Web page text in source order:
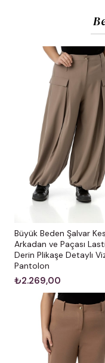
Büyük Beden Şalvar
Arkadan ve Paçası
Derin Plikaşe Detaylı
Pantolon
₺2.269,00